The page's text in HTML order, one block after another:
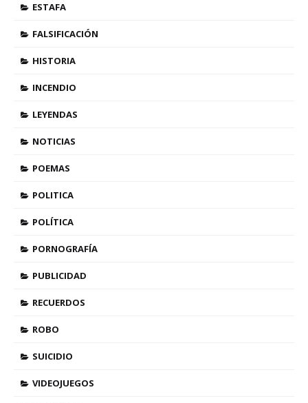
ESTAFA
FALSIFICACIÓN
HISTORIA
INCENDIO
LEYENDAS
NOTICIAS
POEMAS
POLITICA
POLÍTICA
PORNOGRAFÍA
PUBLICIDAD
RECUERDOS
ROBO
SUICIDIO
VIDEOJUEGOS